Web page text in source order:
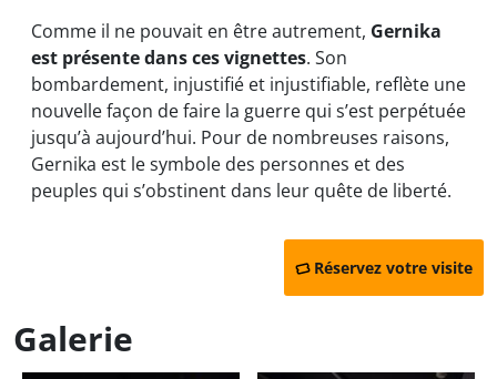
Comme il ne pouvait en être autrement, Gernika
est présente dans ces vignettes. Son
bombardement, injustifié et injustifiable, reflète une
nouvelle façon de faire la guerre qui s’est perpétuée
jusqu’à aujourd’hui. Pour de nombreuses raisons,
Gernika est le symbole des personnes et des
peuples qui s’obstinent dans leur quête de liberté.
Réservez votre visite
Galerie